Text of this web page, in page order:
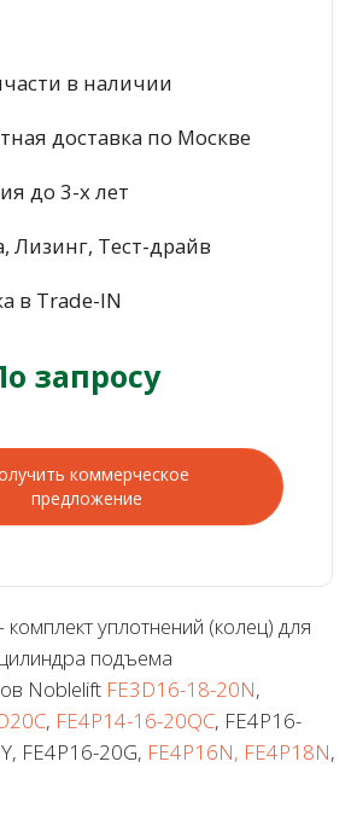
в наличии
доставка по Москве
до 3-х лет
Лизинг, Тест-драйв
в Trade-IN
запросу
коммерческое
предложение
уплотнений (колец) для
подъема
Noblelift FE3D16-18-20N,
, FE4P14-16-20QC, FE4P16-
FE4P16-20G, FE4P16N, FE4P18N,